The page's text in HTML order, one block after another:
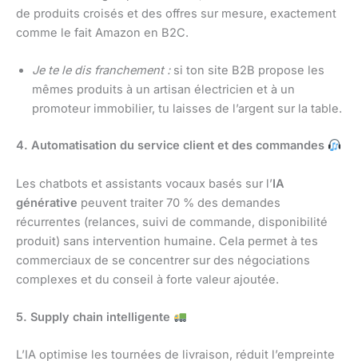
de produits croisés et des offres sur mesure, exactement
comme le fait Amazon en B2C.
Je te le dis franchement :si ton site B2B propose les
mêmes produits à un artisan électricien et à un
promoteur immobilier, tu laisses de l’argent sur la table.
4. Automatisation du service client et des commandes
Les chatbots et assistants vocaux basés sur l’IA
générative peuvent traiter 70 % des demandes
récurrentes (relances, suivi de commande, disponibilité
produit) sans intervention humaine. Cela permet à tes
commerciaux de se concentrer sur des négociations
complexes et du conseil à forte valeur ajoutée.
5. Supply chain intelligente
L’IA optimise les tournées de livraison, réduit l’empreinte